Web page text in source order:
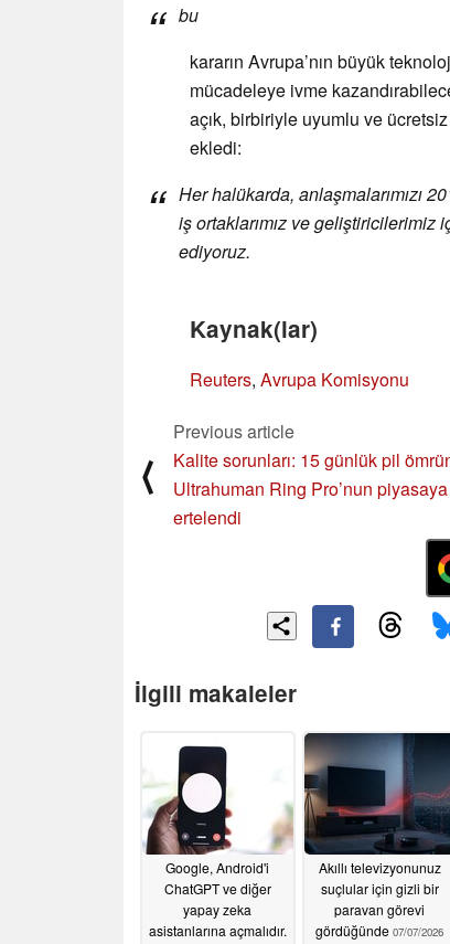
bu
kararın Avrupa’nın büyük
mücadeleye ivme
açık, birbiriyle uyumlu ve
ekledi:
Her halükarda, anlaşmalarımızı
iş ortaklarımız ve geliştiricilerimiz
ediyoruz.
Kaynak(lar)
Reuters, Avrupa Komisyonu
⟨
Previous article
Kalite sorunları: 15 günlük pil
Ultrahuman Ring Pro’nun
ertelendi
İlgili makaleler
Google, Android'i
ChatGPT ve diğer
yapay zeka
asistanlarına açmalıdır.
Akıllı televizyonunuz
suçlular için gizli bir
paravan görevi
gördüğünde 07/07/2026